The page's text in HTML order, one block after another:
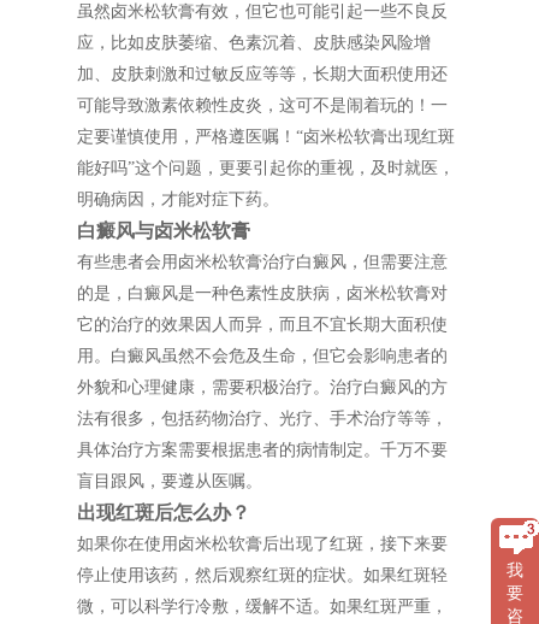
虽然卤米松软膏有效，但它也可能引起一些不良反
应，比如皮肤萎缩、色素沉着、皮肤感染风险增
加、皮肤刺激和过敏反应等等，长期大面积使用还
可能导致激素依赖性皮炎，这可不是闹着玩的！一
定要谨慎使用，严格遵医嘱！“卤米松软膏出现红斑
能好吗”这个问题，更要引起你的重视，及时就医，
明确病因，才能对症下药。
白癜风与卤米松软膏
有些患者会用卤米松软膏治疗白癜风，但需要注意
的是，白癜风是一种色素性皮肤病，卤米松软膏对
它的治疗的效果因人而异，而且不宜长期大面积使
用。白癜风虽然不会危及生命，但它会影响患者的
外貌和心理健康，需要积极治疗。治疗白癜风的方
法有很多，包括药物治疗、光疗、手术治疗等等，
具体治疗方案需要根据患者的病情制定。千万不要
盲目跟风，要遵从医嘱。
出现红斑后怎么办？
如果你在使用卤米松软膏后出现了红斑，接下来要
停止使用该药，然后观察红斑的症状。如果红斑轻
微，可以科学行冷敷，缓解不适。如果红斑严重，
我
要
咨